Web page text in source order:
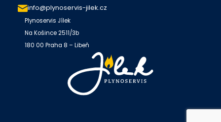
info@plynoservis-jilek.cz
Plynoservis Jílek
Na Košince 2511/3b
180 00 Praha 8 – Libeň